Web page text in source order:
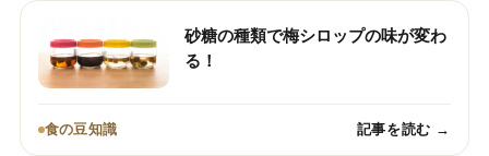
砂糖の種類で梅シロップの味が変わ
る！
食の豆知識 記事を読む →